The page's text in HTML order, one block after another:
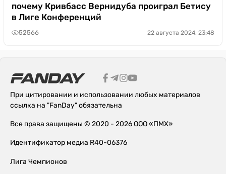
почему Кривбасс Вернидуба проиграл Бетису
в Лиге Конференций
52566 22 августа 2024, 23:48
При цитировании и использовании любых материалов
ссылка на "FanDay" обязательна
Все права защищены © 2020 - 2026 ООО «ПМХ»
Идентификатор медиа R40-06376
Лига Чемпионов